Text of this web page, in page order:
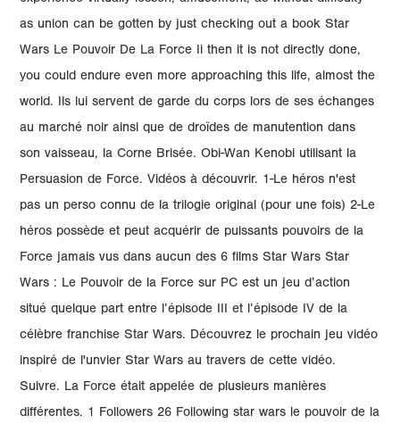
as union can be gotten by just checking out a book Star
Wars Le Pouvoir De La Force Ii then it is not directly done,
you could endure even more approaching this life, almost the
world. Ils lui servent de garde du corps lors de ses échanges
au marché noir ainsi que de droïdes de manutention dans
son vaisseau, la Corne Brisée. Obi-Wan Kenobi utilisant la
Persuasion de Force. Vidéos à découvrir. 1-Le héros n'est
pas un perso connu de la trilogie original (pour une fois) 2-Le
héros possède et peut acquérir de puissants pouvoirs de la
Force jamais vus dans aucun des 6 films Star Wars Star
Wars : Le Pouvoir de la Force sur PC est un jeu d’action
situé quelque part entre l’épisode III et l’épisode IV de la
célèbre franchise Star Wars. Découvrez le prochain jeu vidéo
inspiré de l'unvier Star Wars au travers de cette vidéo.
Suivre. La Force était appelée de plusieurs manières
différentes. 1 Followers 26 Following star wars le pouvoir de la